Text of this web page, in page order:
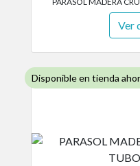
Ver
Disponible en tienda